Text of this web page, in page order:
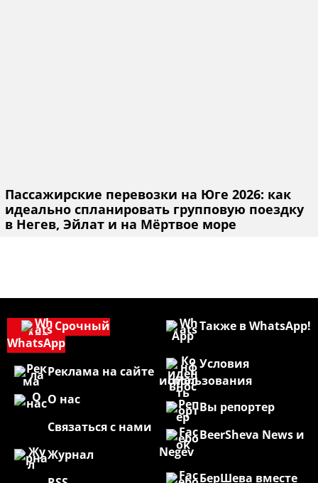
Пассажирские перевозки на Юге 2026: как
идеально спланировать групповую поездку
в Негев, Эйлат и на Мёртвое море
Также в WhatsApp!
Условия
использования
Вы репортер
BeerSheva News и
Negev
БерШева вместе
Срочный
WhatsApp
Реклама на сайте
О нас
Связаться с нами
Журнал